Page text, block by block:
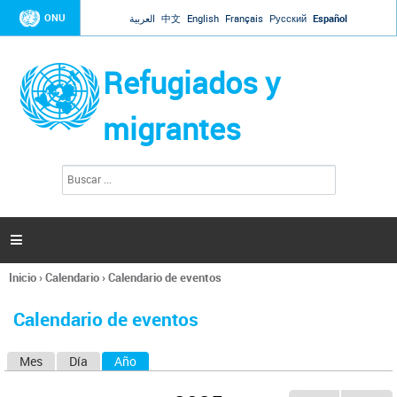
Jump to navigation
ONU العربية 中文 English Français Русский Español
Refugiados y
migrantes
l
s

Se
usted
Inicio›Calendario›Calendario de eventos
Calendario de eventos
Mes Día Año